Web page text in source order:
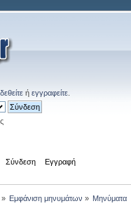
ή εγγραφείτε
Σύνδεση Εγγραφή
Εμφάνιση μηνυμάτων » Μηνύματα